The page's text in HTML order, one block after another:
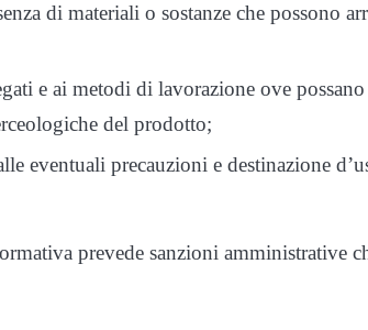
di materiali o sostanze che possono
e ai metodi di lavorazione ove
del prodotto;
eventuali precauzioni e destinazione
prevede sanzioni amministrative